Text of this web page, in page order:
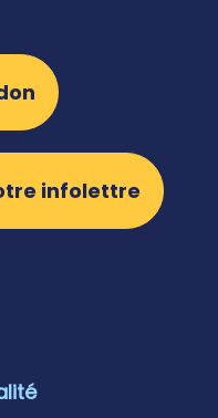
infolettre